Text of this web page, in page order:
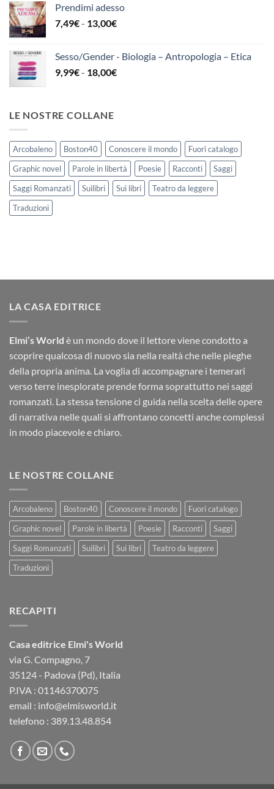
prezzo:
da
12,00€
Prendimi adesso
7,49€- 13,00€Fascia
da
7,49€
Sesso/Gender - Biologia – Antropologia – Etica
9,99€- 18,00€Fascia
18,00€
LE NOSTRE COLLANE
Arcobaleno Boston40 Conoscere il mondo
Fuori catalogo
Graphic novel
Parole in libertà Poesie Racconti
Saggi
Saggi Romanzati
Suilibri Sui libri
Teatro da leggere
Traduzioni
LA CASA EDITRICE
Elmi’s World è un mondo dove il lettore viene condotto a
scoprire qualcosa di nuovo sia nella realtà che nelle pieghe
della propria anima. La voglia di accompagnare i temerari
verso terre inesplorate prende forma soprattutto nei saggi
romanzati. La stessa tensione ci guida nella scelta delle opere
di narrativa nelle quali si affrontano concetti anche complessi
in modo piacevole e chiaro.
LE NOSTRE COLLANE
Arcobaleno Boston40 Conoscere il mondo
Fuori catalogo
Graphic novel
Parole in libertà Poesie Racconti
Saggi
Saggi Romanzati
Suilibri Sui libri
Teatro da leggere
Traduzioni
RECAPITI
Casa editrice Elmi's World
via G. Compagno, 7
35124 - Padova (Pd), Italia
P.IVA : 01146370075
email : info@elmisworld.it
telefono : 389.13.48.854